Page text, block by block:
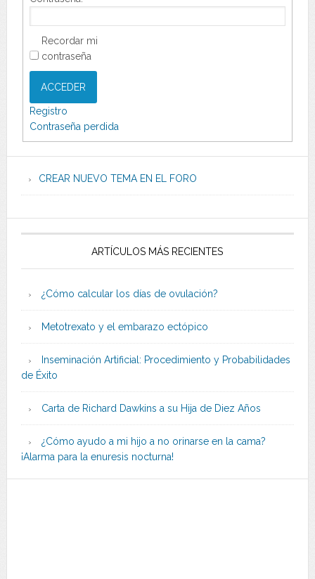
Recordar mi
contraseña
ACCEDER
Registro
Contraseña perdida
CREAR NUEVO TEMA EN EL FORO
ARTÍCULOS MÁS RECIENTES
¿Cómo calcular los días de ovulación?
Metotrexato y el embarazo ectópico
Inseminación Artificial: Procedimiento y Probabilidades
de Éxito
Carta de Richard Dawkins a su Hija de Diez Años
¿Cómo ayudo a mi hijo a no orinarse en la cama?
¡Alarma para la enuresis nocturna!